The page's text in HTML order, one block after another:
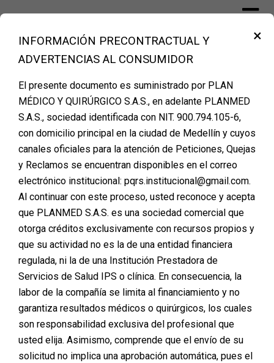
Financiación Cirugía Plástica Medellín
– PLANMED
Cómo Cuidar tus
Cicatrices Después de una
Cirugía Plástica
Posted onmayo 27, 2024
Las cicatrices son una parte natural del proceso de
Aunque es poco probable que las cicatrices
desaparezcan por completo, hay medidas que puedes
tomar para minimizar su apariencia y promover una
cicatrización óptima. A continuación, te presentamos
mejores resultados posibles.
×
INFORMACIÓN PRECONTRACTUAL Y
ADVERTENCIAS AL CONSUMIDOR
El presente documento es suministrado por PLAN
MÉDICO Y QUIRÚRGICO S.A.S., en adelante PLANMED
S.A.S., sociedad identificada con NIT. 900.794.105-6,
con domicilio principal en la ciudad de Medellín y cuyos
canales oficiales para la atención de Peticiones, Quejas
y Reclamos se encuentran disponibles en el correo
electrónico institucional: pqrs.institucional@gmail.com.
Al continuar con este proceso, usted reconoce y acepta
que PLANMED S.A.S. es una sociedad comercial que
otorga créditos exclusivamente con recursos propios y
que su actividad no es la de una entidad financiera
regulada, ni la de una Institución Prestadora de
Servicios de Salud IPS o clínica. En consecuencia, la
labor de la compañía se limita al financiamiento y no
garantiza resultados médicos o quirúrgicos, los cuales
son responsabilidad exclusiva del profesional que
usted elija. Asimismo, comprende que el envío de su
solicitud no implica una aprobación automática, pues el